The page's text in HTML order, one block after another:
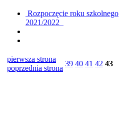
Rozpoczęcie roku szkolnego
2021/2022
pierwsza strona
poprzednia strona
39 40 41 42 43